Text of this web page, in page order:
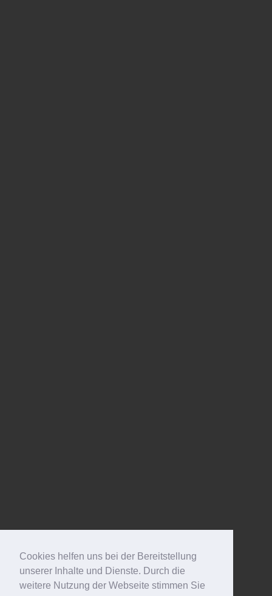
Cookies helfen uns bei der Bereitstellung
unserer Inhalte und Dienste. Durch die
weitere Nutzung der Webseite stimmen Sie